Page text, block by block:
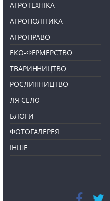
АГРОТЕХНІКА
АГРОПОЛІТИКА
АГРОПРАВО
ЕКО-ФЕРМЕРСТВО
ТВАРИННИЦТВО
РОСЛИННИЦТВО
ЛЯ СЕЛО
БЛОГИ
ФОТОГАЛЕРЕЯ
ІНШЕ